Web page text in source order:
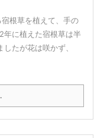
根草を植えて、手の
年に植えた宿根草は半
たが花は咲かず、